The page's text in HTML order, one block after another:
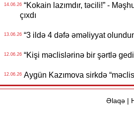
14.06.26“Kokain lazımdır, təcili!” -
çıxdı
13.06.26“3 ildə 4 dəfə əməliyyat
12.06.26“Kişi məclislərinə bir şərtlə
12.06.26Aygün Kazımova sirkdə
Əlaqə|